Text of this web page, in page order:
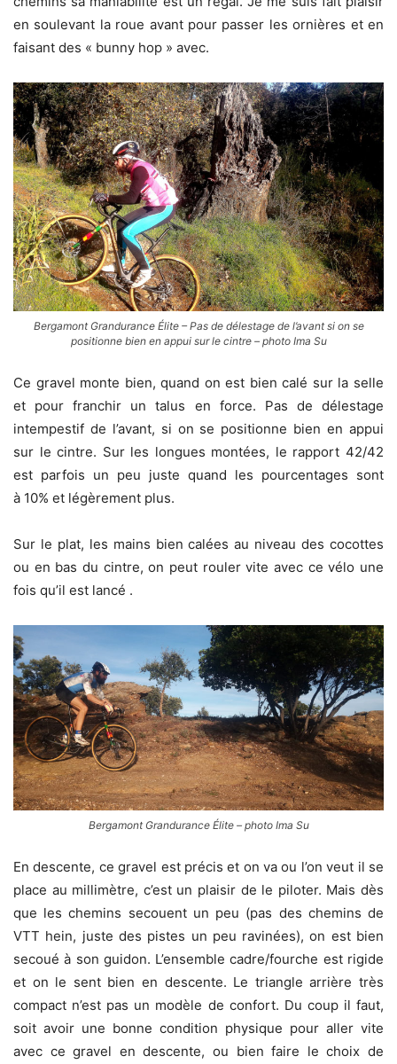
en soulevant la roue avant pour passer les ornières et en
faisant des « bunny hop » avec.
Bergamont Grandurance Élite – Pas de délestage de l’avant si on se
positionne bien en appui sur le cintre – photo Ima Su
Ce gravel monte bien, quand on est bien calé sur la selle
et pour franchir un talus en force. Pas de délestage
intempestif de l’avant, si on se positionne bien en appui
sur le cintre. Sur les longues montées, le rapport 42/42
est parfois un peu juste quand les pourcentages sont
à 10% et légèrement plus.
Sur le plat, les mains bien calées au niveau des cocottes
ou en bas du cintre, on peut rouler vite avec ce vélo une
fois qu’il est lancé .
Bergamont Grandurance Élite – photo Ima Su
En descente, ce gravel est précis et on va ou l’on veut il se
place au millimètre, c’est un plaisir de le piloter. Mais dès
que les chemins secouent un peu (pas des chemins de
VTT hein, juste des pistes un peu ravinées), on est bien
secoué à son guidon. L’ensemble cadre/fourche est rigide
et on le sent bien en descente. Le triangle arrière très
compact n’est pas un modèle de confort. Du coup il faut,
soit avoir une bonne condition physique pour aller vite
avec ce gravel en descente, ou bien faire le choix de